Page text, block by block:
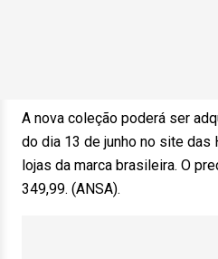
A nova coleção poderá ser
do dia 13 de junho no site das
lojas da marca brasileira. O
349,99. (ANSA).